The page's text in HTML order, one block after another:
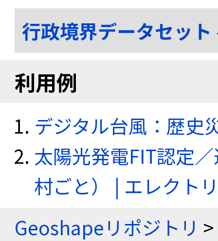
行政境界データセッ
利用例
デジタル台風：歴史
太陽光発電FIT認定
村ごと） | エレクト
Geoshapeリポジトリ >